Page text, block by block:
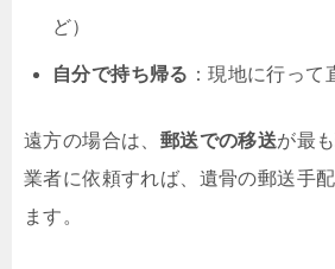
ど）
自分で持ち帰る ：現地に行って
遠方の場合は、 郵送での移送が最
業者に依頼すれば、遺骨の郵送手
ます。